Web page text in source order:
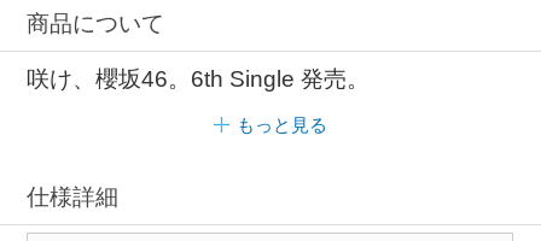
商品について
咲け、櫻坂46。6th Single 発売。
もっと見る
仕様詳細